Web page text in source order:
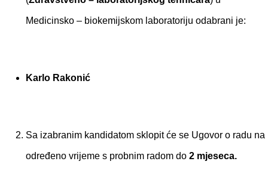
Medicinsko – biokemijskom laboratoriju odabrani je:
Karlo Rakonić
Sa izabranim kandidatom sklopit će se Ugovor o radu na
određeno vrijeme s probnim radom do 2 mjeseca.